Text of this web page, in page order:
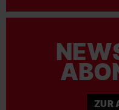
ZUR